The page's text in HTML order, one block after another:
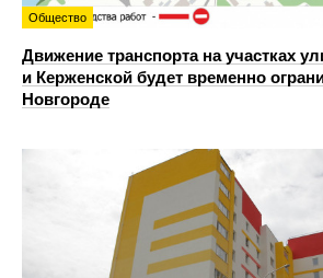
Общество
Движение транспорта на участках
и Керженской будет временно
Новгороде